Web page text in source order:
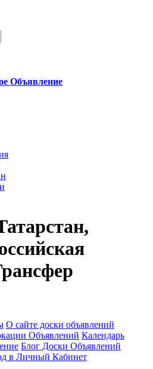
Объявление
О сайте доски объявлений
Объявлений Календарь
Блог Доски Объявлений
в Личный Кабинет